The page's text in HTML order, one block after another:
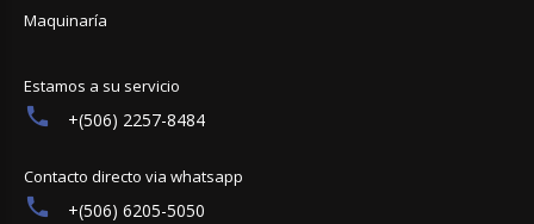
Maquinaría
Estamos a su servicio
+(506) 2257-8484
Contacto directo via whatsapp
+(506) 6205-5050